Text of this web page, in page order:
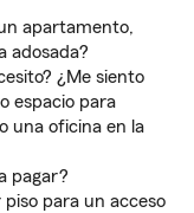
apartamento,
adosada?
¿Me siento
espacio para
una oficina en la
pagar?
para un acceso